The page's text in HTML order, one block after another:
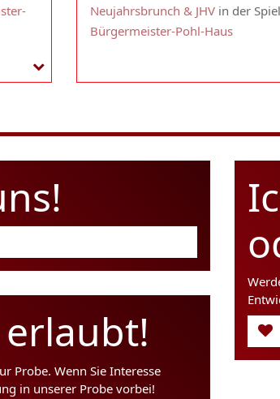
Neujahrsbrunch & JHV in der
Bürgermeister-Pohl-Haus
Probe. Wenn Sie Interesse
in unserer Probe vorbei!